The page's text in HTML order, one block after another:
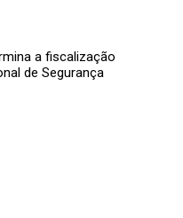
a fiscalização
de Segurança